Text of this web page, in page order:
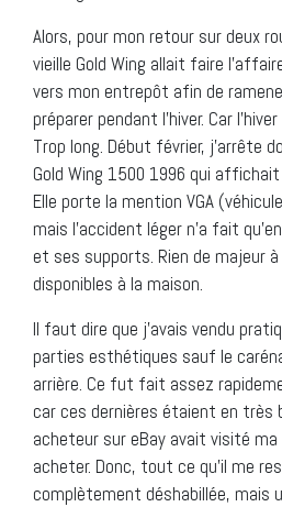
Alors, pour mon retour sur deux
vieille Gold Wing allait faire
vers mon entrepôt afin de
préparer pendant l’hiver. Car
Trop long. Début février, j’arrête
Gold Wing 1500 1996 qui
Elle porte la mention VGA
mais l’accident léger n’a fait
et ses supports. Rien de majeur à
disponibles à la maison.
Il faut dire que j’avais vendu
parties esthétiques sauf le
arrière. Ce fut fait assez
car ces dernières étaient en très
acheteur sur eBay avait visité
acheter. Donc, tout ce qu’il me
complètement déshabillée, mais